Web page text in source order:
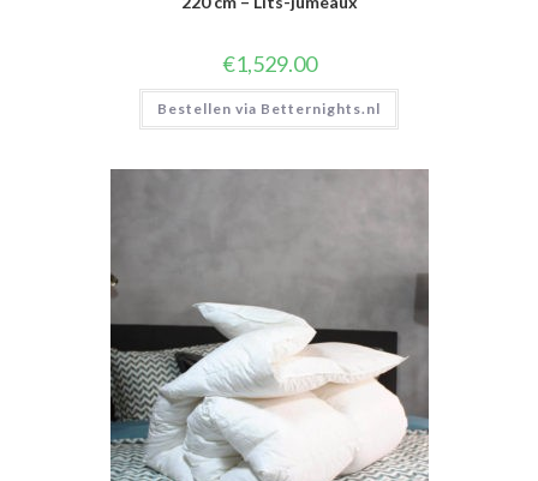
€1,529.00
Bestellen via Betternights.nl